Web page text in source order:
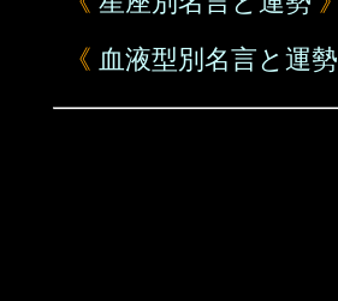
《 血液型別名言と運勢